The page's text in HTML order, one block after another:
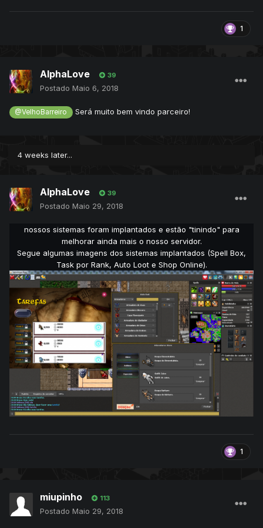
1
AlphaLove 39
Postado Maio 6, 2018
@VelhoBarreiro Será muito bem vindo parceiro!
4 weeks later...
AlphaLove 39
Postado Maio 29, 2018
nossos sistemas foram implantados e estão "tinindo" para
melhorar ainda mais o nosso servidor.
Segue algumas imagens dos sistemas implantados (Spell Box,
Task por Rank, Auto Loot e Shop Online).
1
miupinho 113
Postado Maio 29, 2018